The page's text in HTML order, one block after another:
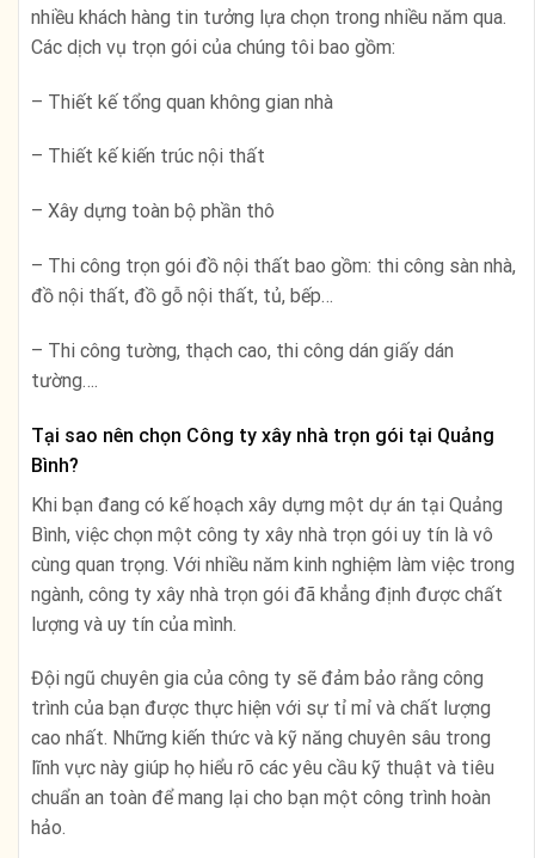
nhiều khách hàng tin tưởng lựa chọn trong nhiều năm qua.
Các dịch vụ trọn gói của chúng tôi bao gồm:
– Thiết kế tổng quan không gian nhà
– Thiết kế kiến trúc nội thất
– Xây dựng toàn bộ phần thô
– Thi công trọn gói đồ nội thất bao gồm: thi công sàn nhà,
đồ nội thất, đồ gỗ nội thất, tủ, bếp…
– Thi công tường, thạch cao, thi công dán giấy dán
tường….
Tại sao nên chọn Công ty xây nhà trọn gói tại Quảng
Bình?
Khi bạn đang có kế hoạch xây dựng một dự án tại Quảng
Bình, việc chọn một công ty xây nhà trọn gói uy tín là vô
cùng quan trọng. Với nhiều năm kinh nghiệm làm việc trong
ngành, công ty xây nhà trọn gói đã khẳng định được chất
lượng và uy tín của mình.
Đội ngũ chuyên gia của công ty sẽ đảm bảo rằng công
trình của bạn được thực hiện với sự tỉ mỉ và chất lượng
cao nhất. Những kiến thức và kỹ năng chuyên sâu trong
lĩnh vực này giúp họ hiểu rõ các yêu cầu kỹ thuật và tiêu
chuẩn an toàn để mang lại cho bạn một công trình hoàn
hảo.